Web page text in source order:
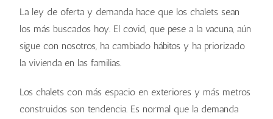
La ley de oferta y demanda hace que los chalets sean
los más buscados hoy. El covid, que pese a la vacuna, aún
sigue con nosotros, ha cambiado hábitos y ha priorizado
la vivienda en las familias.
Los chalets con más espacio en exteriores y más metros
construidos son tendencia. Es normal que la demanda